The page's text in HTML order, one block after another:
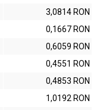
3,0814 RON
0,1667 RON
0,6059 RON
0,4551 RON
0,4853 RON
1,0192 RON